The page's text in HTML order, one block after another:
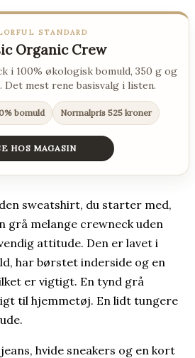
STANDARD
Organic Crew
i 100% økologisk bomuld, 350 g og
mest rene basisvalg i listen.
bomuld Normalpris 525 kroner
HOS MAGASIN
sweatshirt, du starter med,
grå melange crewneck uden
attitude. Den er lavet i
har børstet inderside og en
er vigtigt. En tynd grå
til hjemmetøj. En lidt tungere
hvide sneakers og en kort